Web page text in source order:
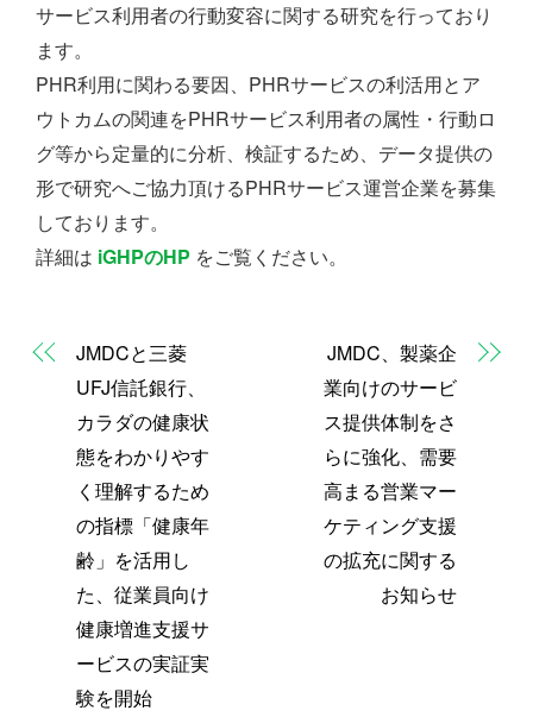
サービス利用者の行動変容に関する研究を行っており
ます。
PHR利用に関わる要因、PHRサービスの利活用とア
ウトカムの関連をPHRサービス利用者の属性・行動ロ
グ等から定量的に分析、検証するため、データ提供の
形で研究へご協力頂けるPHRサービス運営企業を募集
しております。
詳細は iGHPのHP をご覧ください。
JMDCと三菱
UFJ信託銀行、
カラダの健康状
態をわかりやす
く理解するため
の指標「健康年
齢」を活用し
た、従業員向け
健康増進支援サ
ービスの実証実
験を開始
JMDC、製薬企
業向けのサービ
ス提供体制をさ
らに強化、需要
高まる営業マー
ケティング支援
の拡充に関する
お知らせ